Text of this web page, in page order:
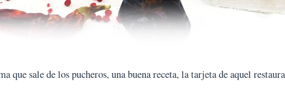
que sale de los pucheros, una buena receta, la tarjeta de aquel